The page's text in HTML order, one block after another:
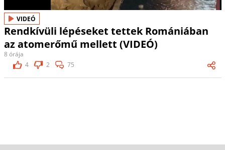
VIDEÓ
Rendkívüli lépéseket tettek Romániában
az atomerőmű mellett (VIDEÓ)
8 órája
4
2 75